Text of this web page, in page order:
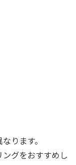
ります。
グをおすすめし